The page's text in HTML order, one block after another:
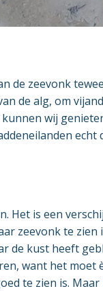
de zeevonk
de alg, om
wij
echt
Het is een
zeevonk te
de kust heeft
want het moet
te zien is.